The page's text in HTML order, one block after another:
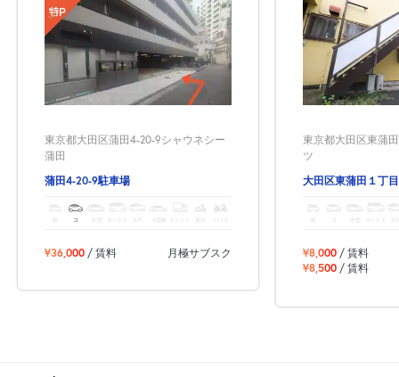
東京都大田区蒲田4-20-9シャウネシー
蒲田
蒲田4-20-9駐車場
コ ボックス SUV トラック バイク
¥36,000 / 賃料 月極サブスク
東京都大田区東蒲
ツ
大田区東蒲田１丁
ボックス
¥8,000 / 賃料
¥8,500 / 賃料